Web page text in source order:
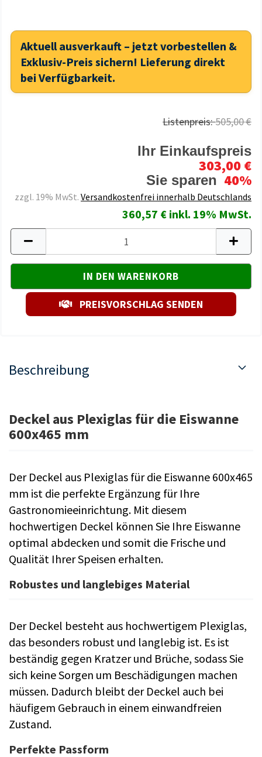
Aktuell ausverkauft – jetzt vorbestellen &
Exklusiv-Preis sichern! Lieferung direkt
bei Verfügbarkeit.
Listenpreis:505,00 €
Ihr Einkaufspreis
303,00 €
Sie sparen 40%
zzgl. 19% MwSt. Versandkostenfrei innerhalb Deutschlands
360,57 € inkl. 19% MwSt.
PREISVORSCHLAG SENDEN
Beschreibung
Deckel aus Plexiglas für die Eiswanne
600x465 mm
Der Deckel aus Plexiglas für die Eiswanne 600x465
mm ist die perfekte Ergänzung für Ihre
Gastronomieeinrichtung. Mit diesem
hochwertigen Deckel können Sie Ihre Eiswanne
optimal abdecken und somit die Frische und
Qualität Ihrer Speisen erhalten.
Robustes und langlebiges Material
Der Deckel besteht aus hochwertigem Plexiglas,
das besonders robust und langlebig ist. Es ist
beständig gegen Kratzer und Brüche, sodass Sie
sich keine Sorgen um Beschädigungen machen
müssen. Dadurch bleibt der Deckel auch bei
häufigem Gebrauch in einem einwandfreien
Zustand.
Perfekte Passform